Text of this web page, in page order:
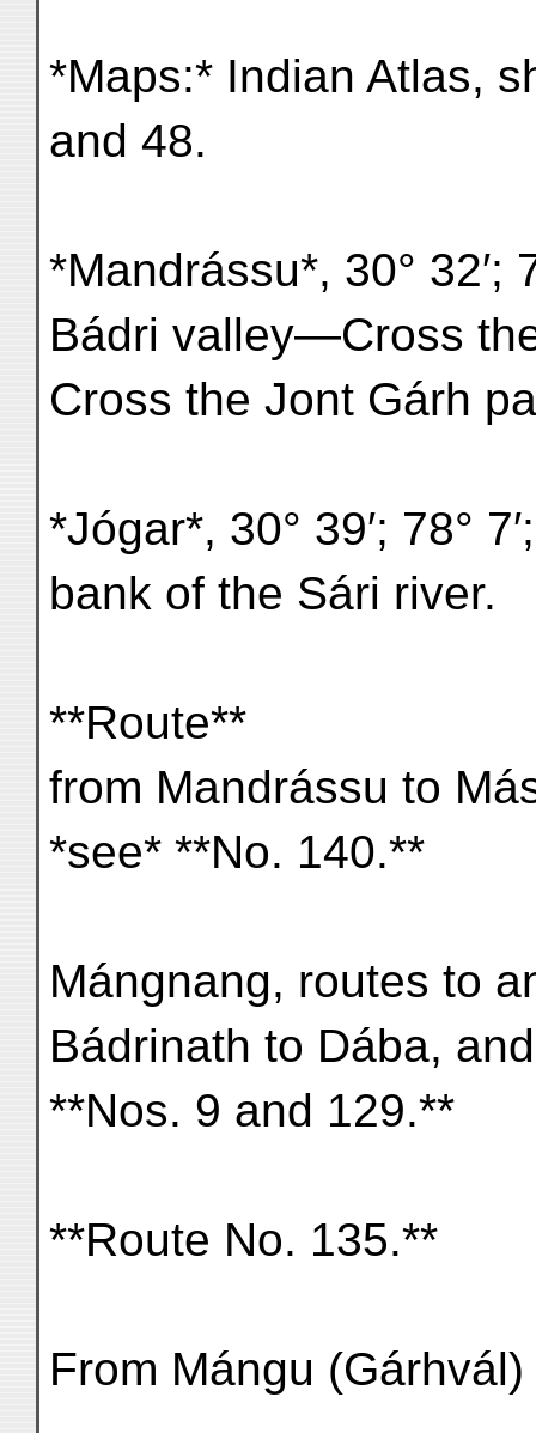
*Maps:* Indian Atlas,
and 48.
*Mandrássu*, 30° 32′;
Bádri valley—Cross
Cross the Jont Gárh
*Jógar*, 30° 39′; 78°
bank of the Sári river.
**Route**
from Mandrássu to
*see* **No. 140.**
Mángnang, routes to
Bádrinath to Dába,
**Nos. 9 and 129.**
**Route No. 135.**
From Mángu